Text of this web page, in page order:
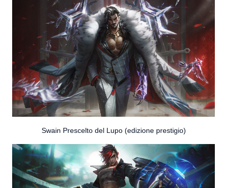
Swain Prescelto del Lupo (edizione prestigio)